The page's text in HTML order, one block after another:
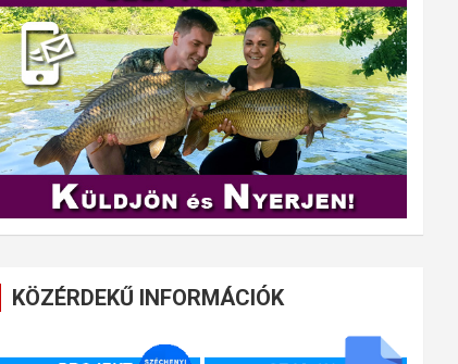
KÖZÉRDEKŰ INFORMÁCIÓK